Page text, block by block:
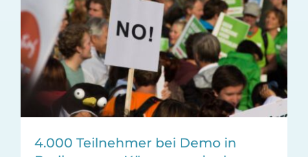
4.000 Teilnehmer bei Demo in